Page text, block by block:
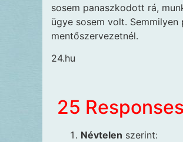
sosem panaszkodott rá,
ügye sosem volt.
mentőszervezetnél.
24.hu
25 Responses
Névtelen szerint: